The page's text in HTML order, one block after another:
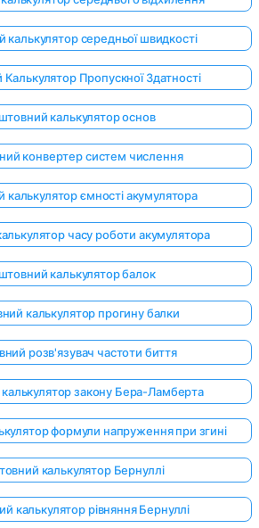
середньої швидкості
Пропускної Здатності
калькулятор основ
конвертер систем числення
ємності акумулятора
часу роботи акумулятора
калькулятор балок
калькулятор прогину балки
розв'язувач частоти биття
закону Бера-Ламберта
формули напруження при згині
калькулятор Бернуллі
калькулятор рівняння Бернуллі